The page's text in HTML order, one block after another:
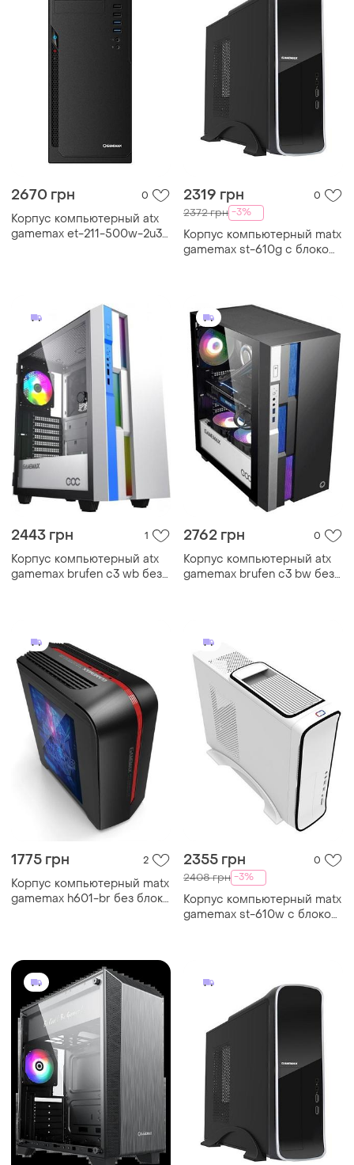
2670 грн 0
Корпус компьютерный atx
gamemax et-211-500w-2u3
2319 грн 0
2372 грн -3%
Корпус компьютерный matx
gamemax st-610g с блоком
2443 грн 1
Корпус компьютерный atx
gamemax brufen c3 wb без
2762 грн 0
Корпус компьютерный atx
gamemax brufen c3 bw без
1775 грн 2
Корпус компьютерный matx
gamemax h601-br без блока
2355 грн 0
2408 грн -3%
Корпус компьютерный matx
gamemax st-610w с блоком